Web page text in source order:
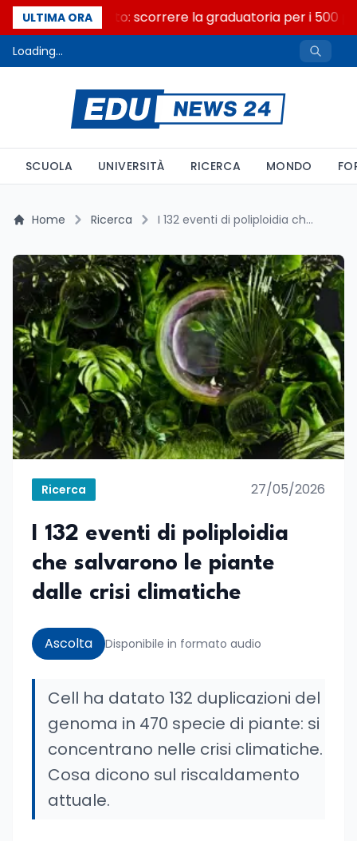
ULTIMA ORA
Consiglio di Stato: scorrere la graduatoria per i 500
Loading...
SCUOLA UNIVERSITÀ RICERCA MONDO
Home Ricerca I 132 eventi di poliploidia che salvarono le piante dalle crisi climatiche
Ricerca 27/05/2026
I 132 eventi di poliploidia
che salvarono le piante
dalle crisi climatiche
Ascolta Disponibile in formato audio
Cell ha datato 132 duplicazioni del
genoma in 470 specie di piante: si
concentrano nelle crisi climatiche.
Cosa dicono sul riscaldamento
attuale.